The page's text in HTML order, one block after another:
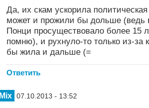
Да, их скам ускорила
может и прожили бы дольше (ведь
Понци просуществовало более 15
помню), и рухнуло-то только из-за
бы жила и дальше (=
Ответить
Mix 07.10.2013 - 13:52